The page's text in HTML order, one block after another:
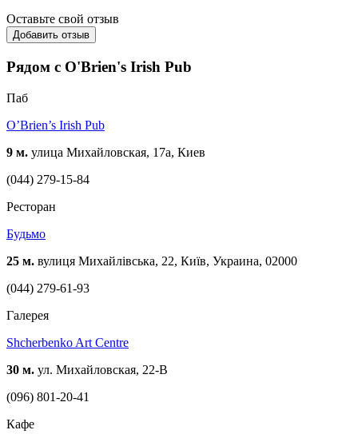
Оставьте свой отзыв
Добавить отзыв
Рядом с O'Brien's Irish Pub
Паб
O’Brien’s Irish Pub
9 м. улица Михайловская, 17a, Киев
(044) 279-15-84
Ресторан
Будьмо
25 м. вулиця Михайлівська, 22, Київ, Украина, 02000
(044) 279-61-93
Галерея
Shcherbenko Art Centre
30 м. ул. Михайловская, 22-В
(096) 801-20-41
Кафе